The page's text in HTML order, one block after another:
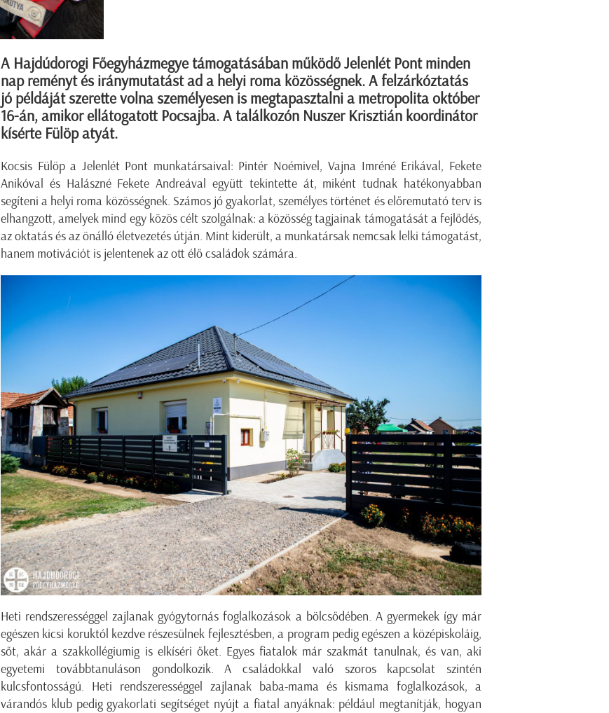
A Hajdúdorogi Főegyházmegye támogatásában működő Jelenlét Pont minden
nap reményt és iránymutatást ad a helyi roma közösségnek. A felzárkóztatás
jó példáját szerette volna személyesen is megtapasztalni a metropolita október
16-án, amikor ellátogatott Pocsajba. A találkozón Nuszer Krisztián koordinátor
kísérte Fülöp atyát.
Kocsis Fülöp a Jelenlét Pont munkatársaival: Pintér Noémivel, Vajna Imréné Erikával, Fekete
Anikóval és Halászné Fekete Andreával együtt tekintette át, miként tudnak hatékonyabban
segíteni a helyi roma közösségnek. Számos jó gyakorlat, személyes történet és előremutató terv is
elhangzott, amelyek mind egy közös célt szolgálnak: a közösség tagjainak támogatását a fejlődés,
az oktatás és az önálló életvezetés útján. Mint kiderült, a munkatársak nemcsak lelki támogatást,
hanem motivációt is jelentenek az ott élő családok számára.
Heti rendszerességgel zajlanak gyógytornás foglalkozások a bölcsődében. A gyermekek így már
egészen kicsi koruktól kezdve részesülnek fejlesztésben, a program pedig egészen a középiskoláig,
sőt, akár a szakkollégiumig is elkíséri őket. Egyes fiatalok már szakmát tanulnak, és van, aki
egyetemi továbbtanuláson gondolkozik. A családokkal való szoros kapcsolat szintén
kulcsfontosságú. Heti rendszerességgel zajlanak baba-mama és kismama foglalkozások, a
várandós klub pedig gyakorlati segítséget nyújt a fiatal anyáknak: például megtanítják, hogyan